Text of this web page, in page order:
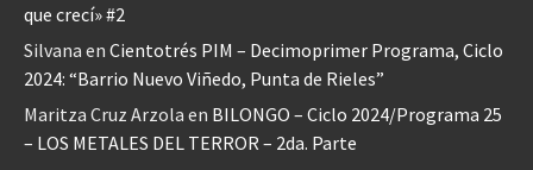
que crecí» #2
Silvana en Cientotrés PIM – Decimoprimer Programa, Ciclo
2024: “Barrio Nuevo Viñedo, Punta de Rieles”
Maritza Cruz Arzola en BILONGO – Ciclo 2024/Programa 25
– LOS METALES DEL TERROR – 2da. Parte